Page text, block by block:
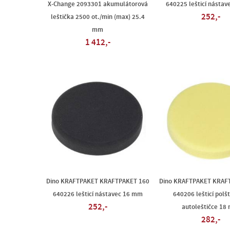
X-Change 2093301 akumulátorová
leštička 2500 ot./min (max) 25.4
mm
1 412,-
640225 lešticí
252,-
Dino KRAFTPAKET KRAFTPAKET 160
640226 lešticí nástavec 16 mm
252,-
Dino KRAFTPAKET
640206 lešticí
autoleštičce 18
282,-